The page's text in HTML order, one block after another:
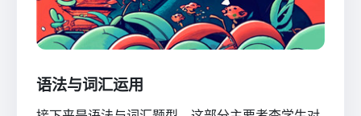
语法与词汇运用